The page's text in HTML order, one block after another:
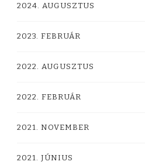
2024. AUGUSZTUS
2023. FEBRUÁR
2022. AUGUSZTUS
2022. FEBRUÁR
2021. NOVEMBER
2021. JÚNIUS